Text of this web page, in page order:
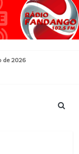
de 2026